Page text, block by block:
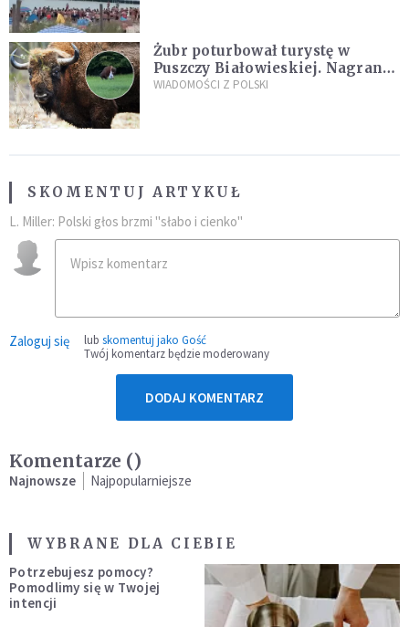
Żubr poturbował turystę w
Puszczy Białowieskiej. Nagranie
daje do myślenia
WIADOMOŚCI Z POLSKI
SKOMENTUJ ARTYKUŁ
L. Miller: Polski głos brzmi "słabo i cienko"
Zaloguj się lub skomentuj jako Gość
Twój komentarz będzie moderowany
DODAJ KOMENTARZ
Komentarze ()
Najnowsze Najpopularniejsze
WYBRANE DLA CIEBIE
Potrzebujesz pomocy?
Pomodlimy się w Twojej
intencji